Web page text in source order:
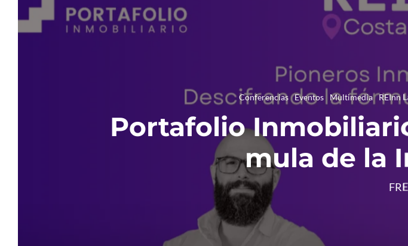
Conferencias Eventos Multimedia REInn
Portafolio
mula de la